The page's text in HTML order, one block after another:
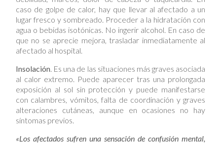
caso de golpe de calor, hay que llevar al afectado a un
lugar fresco y sombreado. Proceder a la hidratación con
agua o bebidas isotónicas. No ingerir alcohol. En caso de
que no se aprecie mejora, trasladar inmediatamente al
afectado al hospital.
Insolación. Es una de las situaciones más graves asociada
al calor extremo. Puede aparecer tras una prolongada
exposición al sol sin protección y puede manifestarse
con calambres, vómitos, falta de coordinación y graves
alteraciones cutáneas, aunque en ocasiones no hay
síntomas previos.
«Los afectados sufren una sensación de confusión mental,